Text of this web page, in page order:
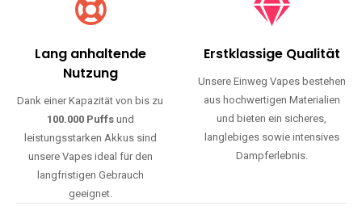
Lang anhaltende
Nutzung
Dank einer Kapazität von bis zu
100.000 Puffsund
leistungsstarken Akkus sind
unsere Vapes ideal für den
langfristigen Gebrauch
geeignet.
Erstklassige Qualität
Unsere Einweg Vapes bestehen
aus hochwertigen Materialien
und bieten ein sicheres,
langlebiges sowie intensives
Dampferlebnis.